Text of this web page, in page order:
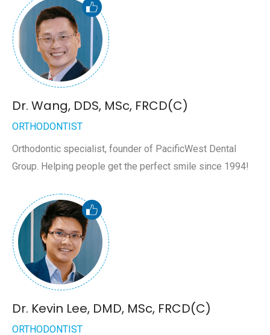
Dr. Wang, DDS, MSc, FRCD(C)
ORTHODONTIST
Orthodontic specialist, founder of PacificWest Dental
Group. Helping people get the perfect smile since 1994!
Dr. Kevin Lee, DMD, MSc, FRCD(C)
ORTHODONTIST